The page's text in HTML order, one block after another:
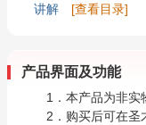
讲解
[查看目录]
产品界面及功能
1．本产品为非实
2．购买后可在圣